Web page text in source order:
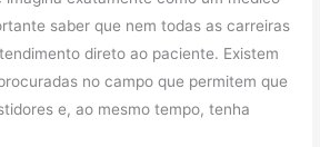
saber que nem todas as carreiras
direto ao paciente. Existem
no campo que permitem que
e, ao mesmo tempo, tenha